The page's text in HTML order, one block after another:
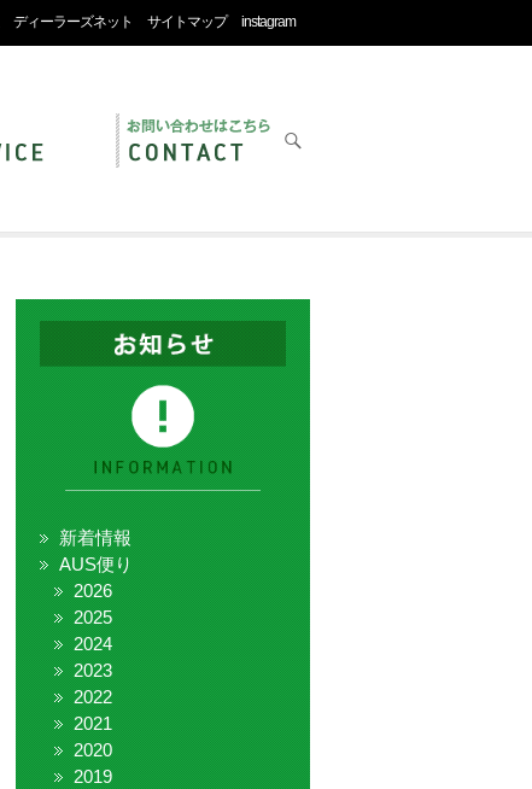
ディーラーズネット サイトマップ instagram
新着情報
AUS便り
2026
2025
2024
2023
2022
2021
2020
2019